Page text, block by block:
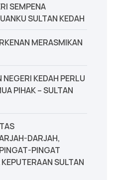
SEMPENA
SULTAN KEDAH
MERASMIKAN
KEDAH PERLU
PIHAK – SULTAN
DARJAH,
PINGAT
SULTAN